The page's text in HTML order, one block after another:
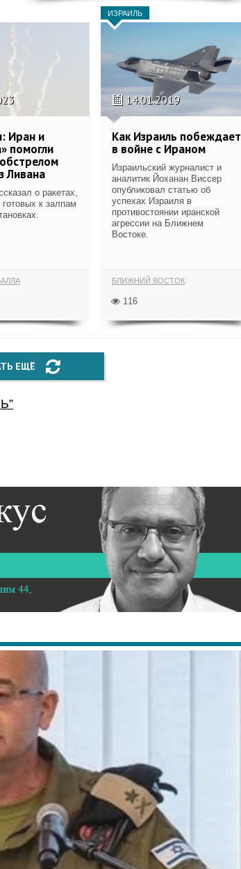
Иран и
помогли
Ливана
о ракетах,
к залпам
ИЗРАИЛЬ
14.01.2019
Как Израиль побеждает
в войне с Ираном
Израильский журналист и
аналитик Йоханан Виссер
опубликовал статью об
успехах Израиля в
противостоянии иранской
агрессии на Ближнем
Востоке.
БЛИЖНИЙ ВОСТОК
116
ЕЩЁ
”